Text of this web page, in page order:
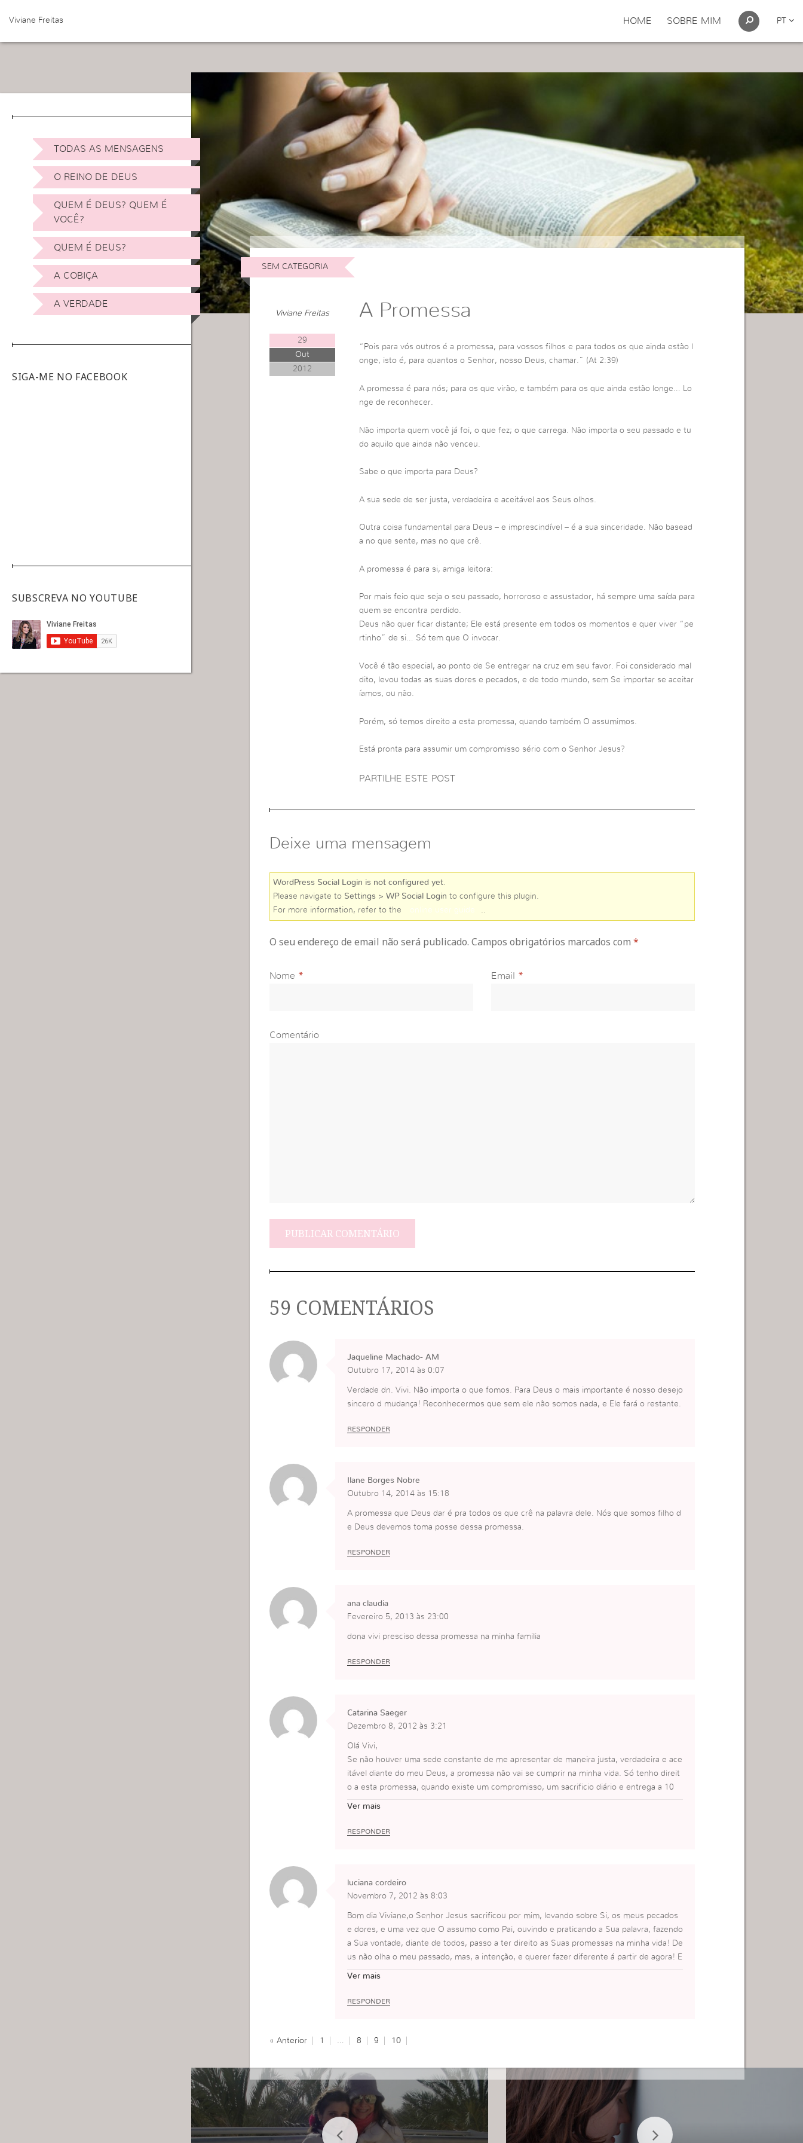
Viviane Freitas HOME SOBRE MIM PT
TODAS AS MENSAGENS
O REINO DE DEUS
QUEM É DEUS? QUEM É
VOCÊ?
QUEM É DEUS?
A COBIÇA
A VERDADE
SIGA-ME NO FACEBOOK
SUBSCREVA NO YOUTUBE
SEM CATEGORIA
Viviane Freitas
29
Out
2012
A Promessa
“Pois para vós outros é a promessa, para vossos filhos e para todos os que ainda estão l
onge, isto é, para quantos o Senhor, nosso Deus, chamar.” (At 2:39)
A promessa é para nós; para os que virão, e também para os que ainda estão longe… Lo
nge de reconhecer.
Não importa quem você já foi, o que fez; o que carrega. Não importa o seu passado e tu
do aquilo que ainda não venceu.
Sabe o que importa para Deus?
A sua sede de ser justa, verdadeira e aceitável aos Seus olhos.
Outra coisa fundamental para Deus – e imprescindível – é a sua sinceridade. Não basead
a no que sente, mas no que crê.
A promessa é para si, amiga leitora:
Por mais feio que seja o seu passado, horroroso e assustador, há sempre uma saída para
quem se encontra perdido.
Deus não quer ficar distante; Ele está presente em todos os momentos e quer viver “pe
rtinho” de si… Só tem que O invocar.
Você é tão especial, ao ponto de Se entregar na cruz em seu favor. Foi considerado mal
dito, levou todas as suas dores e pecados, e de todo mundo, sem Se importar se aceitar
íamos, ou não.
Porém, só temos direito a esta promessa, quando também O assumimos.
Está pronta para assumir um compromisso sério com o Senhor Jesus?
PARTILHE ESTE POST
Deixe uma mensagem
WordPress Social Login is not configured yet.
Please navigate to Settings > WP Social Login to configure this plugin.
For more information, refer to the
online user guide
O seu endereço de email não será publicado. Campos obrigatórios marcados com *
Nome * Email *
Comentário
59 COMENTÁRIOS
Jaqueline Machado- AM
Outubro 17, 2014 às 0:07
Verdade dn. Vivi. Não importa o que fomos. Para Deus o mais importante é nosso desejo
sincero d mudança! Reconhecermos que sem ele não somos nada, e Ele fará o restante.
RESPONDER
Ilane Borges Nobre
Outubro 14, 2014 às 15:18
A promessa que Deus dar é pra todos os que crê na palavra dele. Nós que somos filho d
e Deus devemos toma posse dessa promessa.
RESPONDER
ana claudia
Fevereiro 5, 2013 às 23:00
dona vivi presciso dessa promessa na minha familia
RESPONDER
Catarina Saeger
Dezembro 8, 2012 às 3:21
Olá Vivi,
Se não houver uma sede constante de me apresentar de maneira justa, verdadeira e ace
itável diante do meu Deus, a promessa não vai se cumprir na minha vida. Só tenho direit
o a esta promessa, quando existe um compromisso, um sacrificio diário e entrega a 10
0%.
Ver mais
RESPONDER
luciana cordeiro
Novembro 7, 2012 às 8:03
Bom dia Viviane,o Senhor Jesus sacrificou por mim, levando sobre Si, os meus pecados
e dores, e uma vez que O assumo como Pai, ouvindo e praticando a Sua palavra, fazendo
a Sua vontade, diante de todos, passo a ter direito as Suas promessas na minha vida! De
us não olha o meu passado, mas, a intenção, e querer fazer diferente á partir de agora! E
sse preço tem que ser pago dia após dia renunciando o meu eu!,
Ver mais
RESPONDER
« Anterior 1 … 8 9 10